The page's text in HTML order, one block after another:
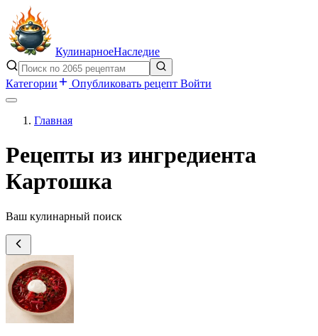
КулинарноеНаследие
Категории Опубликовать рецепт Войти
Главная
Рецепты из ингредиента
Картошка
Ваш кулинарный поиск